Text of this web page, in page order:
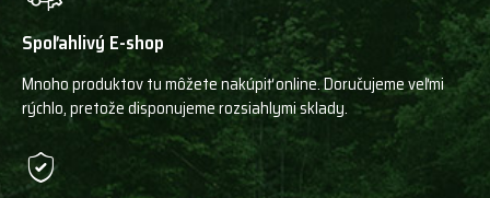
Spoľahlivý E-shop
Mnoho produktov tu môžete nakúpiť online. Doručujeme veľmi
rýchlo, pretože disponujeme rozsiahlymi sklady.